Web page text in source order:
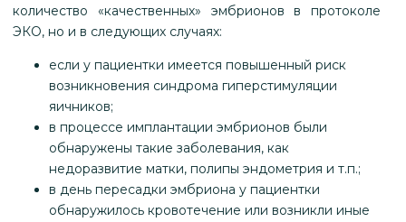
количество «качественных» эмбрионов в протоколе
ЭКО, но и в следующих случаях:
если у пациентки имеется повышенный риск
возникновения синдрома гиперстимуляции
яичников;
в процессе имплантации эмбрионов были
обнаружены такие заболевания, как
недоразвитие матки, полипы эндометрия и т.п.;
в день пересадки эмбриона у пациентки
обнаружилось кровотечение или возникли иные